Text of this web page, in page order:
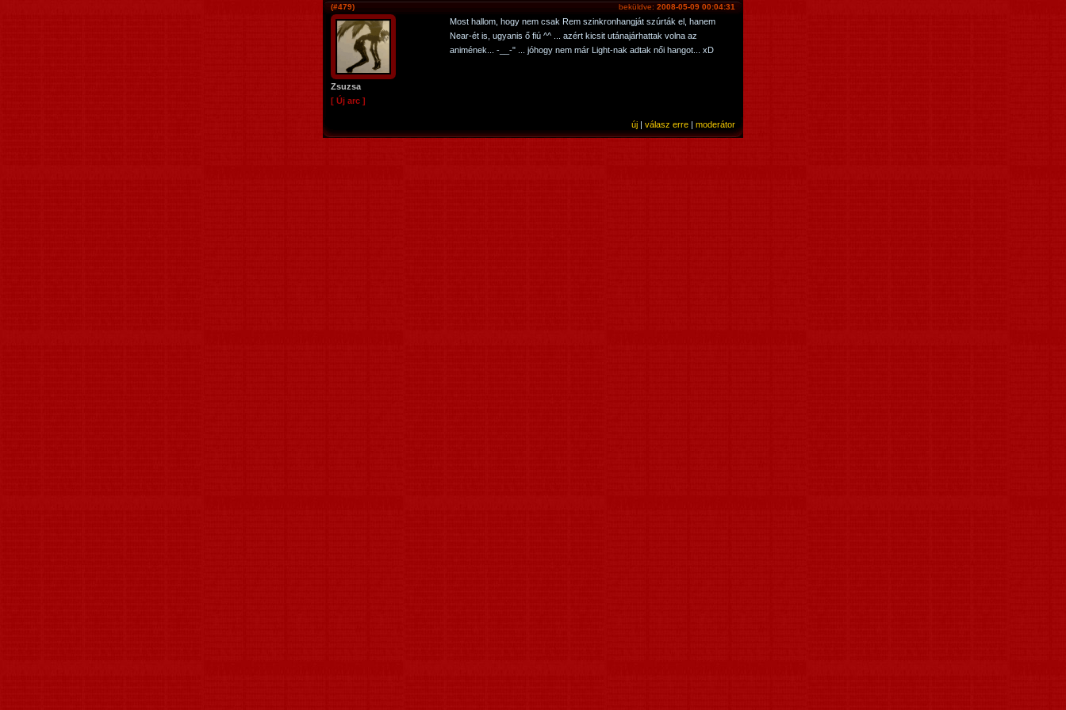
beküldve: 2008-05-09 00:04:31
(#479)
Zsuzsa
[ Új arc ]
Most hallom, hogy nem csak Rem szinkronhangját szúrták el, hanem
Near-ét is, ugyanis ő fiú ^^ ... azért kicsit utánajárhattak volna az
animének... -__-" ... jóhogy nem már Light-nak adtak női hangot... xD
új | válasz erre | moderátor